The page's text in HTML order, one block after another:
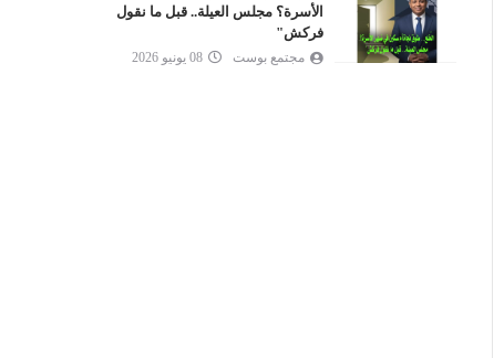
الأسرة؟ مجلس العيلة.. قبل ما نقول
فركش"
مجتمع بوست 08 يونيو 2026